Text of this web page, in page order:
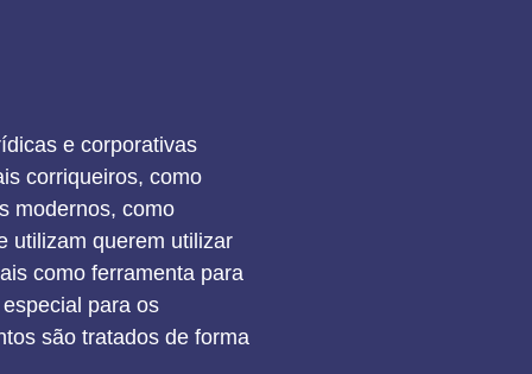
e corporativas
corriqueiros, como
modernos, como
utilizam querem utilizar
como ferramenta para
para os
são tratados de forma